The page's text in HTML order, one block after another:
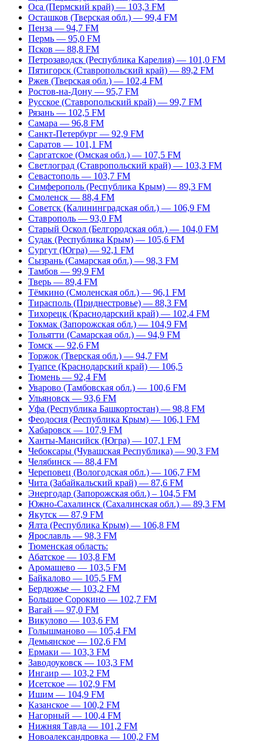
Оса (Пермский край) — 103,3 FM
Осташков (Тверская обл.) — 99,4 FM
Пенза — 94,7 FM
Пермь — 95,0 FM
Псков — 88,8 FM
Петрозаводск (Республика Карелия) — 101,0 FM
Пятигорск (Ставропольский край) — 89,2 FM
Ржев (Тверская обл.) — 102,4 FM
Ростов-на-Дону — 95,7 FM
Русское (Ставропольский край) — 99,7 FM
Рязань — 102,5 FM
Самара — 96,8 FM
Санкт-Петербург — 92,9 FM
Саратов — 101,1 FM
Саргатское (Омская обл.) — 107,5 FM
Светлоград (Ставропольский край) — 103,3 FM
Севастополь — 103,7 FM
Симферополь (Республика Крым) — 89,3 FM
Смоленск — 88,4 FM
Советск (Калининградская обл.) — 106,9 FM
Ставрополь — 93,0 FM
Старый Оскол (Белгородская обл.) — 104,0 FM
Судак (Республика Крым) — 105,6 FM
Сургут (Югра) — 92,1 FM
Сызрань (Самарская обл.) — 98,3 FM
Тамбов — 99,9 FM
Тверь — 89,4 FM
Тёмкино (Смоленская обл.) — 96,1 FM
Тирасполь (Приднестровье) — 88,3 FM
Тихорецк (Краснодарский край) — 102,4 FM
Токмак (Запорожская обл.) — 104,9 FM
Тольятти (Самарская обл.) — 94,9 FM
Томск — 92,6 FM
Торжок (Тверская обл.) — 94,7 FM
Туапсе (Краснодарский край) — 106,5
Тюмень — 92,4 FM
Уварово (Тамбовская обл.) — 100,6 FM
Ульяновск — 93,6 FM
Уфа (Республика Башкортостан) — 98,8 FM
Феодосия (Республика Крым) — 106,1 FM
Хабаровск — 107,9 FM
Ханты-Мансийск (Югра) — 107,1 FM
Чебоксары (Чувашская Республика) — 90,3 FM
Челябинск — 88,4 FM
Череповец (Вологодская обл.) — 106,7 FM
Чита (Забайкальский край) — 87,6 FM
Энергодар (Запорожская обл.) – 104,5 FM
Южно-Сахалинск (Сахалинская обл.) — 89,3 FM
Якутск — 87,9 FM
Ялта (Республика Крым) — 106,8 FM
Ярославль — 98,3 FM
Тюменская область:
Абатское — 103,8 FM
Аромашево — 103,5 FM
Байкалово — 105,5 FM
Бердюжье — 103,2 FM
Большое Сорокино — 102,7 FM
Вагай — 97,0 FM
Викулово — 103,6 FM
Голышманово — 105,4 FM
Демьянское — 102,6 FM
Ермаки — 103,3 FM
Заводоуковск — 103,3 FM
Ингаир — 103,2 FM
Исетское — 102,9 FM
Ишим — 104,9 FM
Казанское — 100,2 FM
Нагорный — 100,4 FM
Нижняя Тавда — 101,2 FM
Новоалександровка — 100,2 FM